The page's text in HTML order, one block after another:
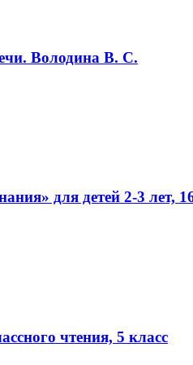
Володина В. С.
для детей 2-3 лет,
чтения, 5 класс